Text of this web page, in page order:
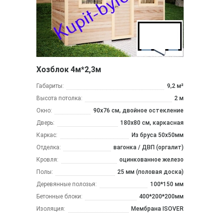
Хозблок 4м*2,3м
Габариты:
9,2 м²
Высота потолка:
2 м
Окно:
90х76 см, двойное остекление
Дверь:
180х80 см, каркасная
Каркас:
Из бруса 50x50мм
Отделка:
вагонка / ДВП (оргалит)
Кровля:
оцинкованное железо
Полы:
25 мм (половая доска)
Деревянные полозья:
100*150 мм
Бетонные блоки:
400*200*200мм
Изоляция:
Мембрана ISOVER